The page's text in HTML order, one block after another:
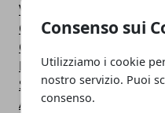
Consenso sui
Utilizziamo i cookie
nostro servizio. Puoi
consenso.
Viaggi
Galaxy Note 5
Google Play
Fotografia
Stile di vita
Antivirus